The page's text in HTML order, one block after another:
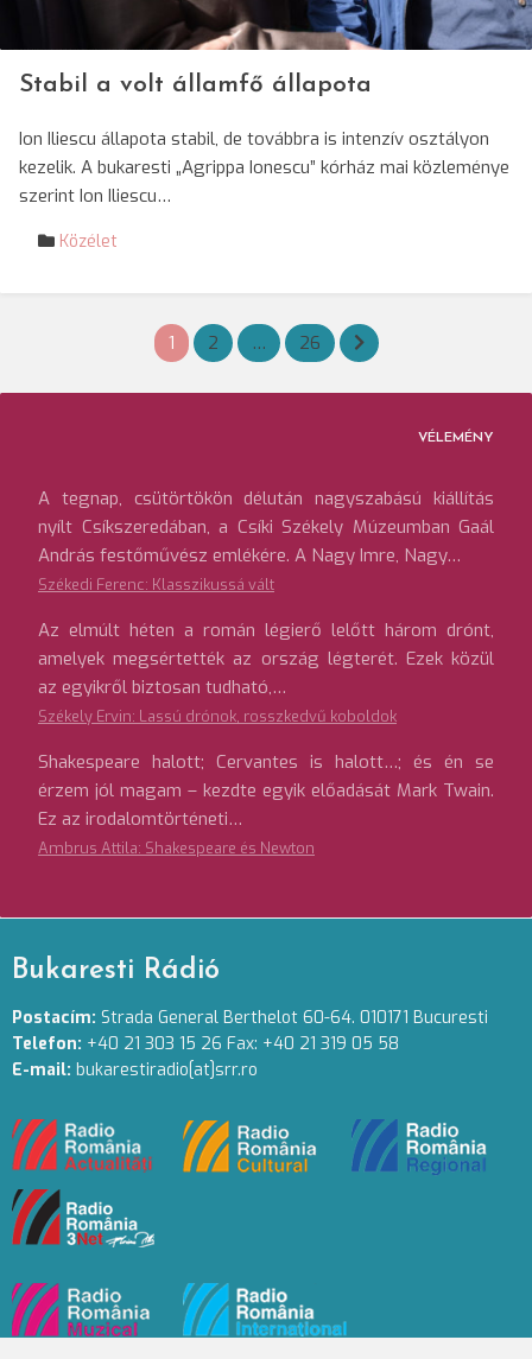
Stabil a volt államfő állapota
Ion Iliescu állapota stabil, de továbbra is intenzív osztályon
kezelik. A bukaresti „Agrippa Ionescu” kórház mai közleménye
szerint Ion Iliescu…
Közélet
Bejegyzések
lapozása
1 2 … 26
VÉLEMÉNY
A tegnap, csütörtökön délután nagyszabású kiállítás
nyílt Csíkszeredában, a Csíki Székely Múzeumban Gaál
András festőművész emlékére. A Nagy Imre, Nagy…
Székedi Ferenc: Klasszikussá vált
Az elmúlt héten a román légierő lelőtt három drónt,
amelyek megsértették az ország légterét. Ezek közül
az egyikről biztosan tudható,…
Székely Ervin: Lassú drónok, rosszkedvű koboldok
Shakespeare halott; Cervantes is halott…; és én se
érzem jól magam – kezdte egyik előadását Mark Twain.
Ez az irodalomtörténeti…
Ambrus Attila: Shakespeare és Newton
Bukaresti Rádió
Postacím: Strada General Berthelot 60-64. 010171 Bucuresti
Telefon: +40 21 303 15 26 Fax: +40 21 319 05 58
E-mail: bukarestiradio[at]srr.ro